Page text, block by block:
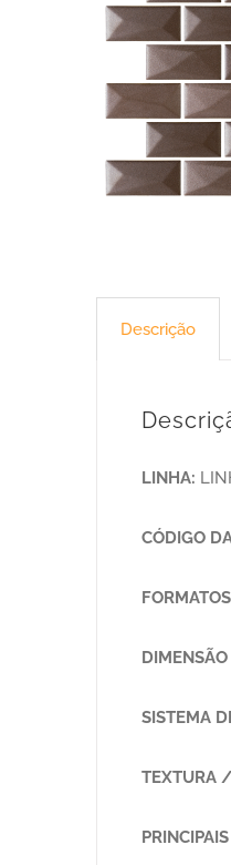
Descrição
LINHA:
CÓDIGO
SISTEMA
TEXTURA